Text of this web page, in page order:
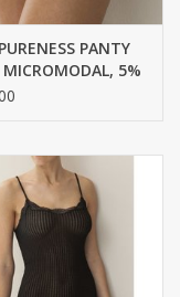
PANTY
5%
ENKELE